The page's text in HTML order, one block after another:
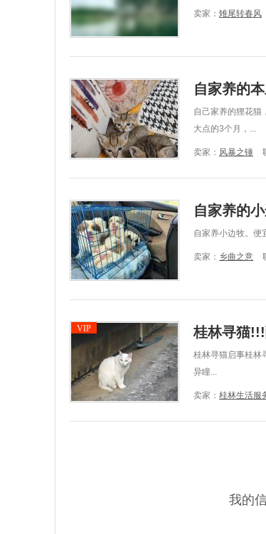
卖家： 雉尾转春风
自家养的
自己家养的狸花猫
大点的3个月，...
卖家： 风暴之锤
自家养的
自家养小边牧。便
卖家： 乡曲之意
VIP 桂林寻猫
桂林寻猫启事桂林
异瞳...
卖家： 桂林生活服
我的